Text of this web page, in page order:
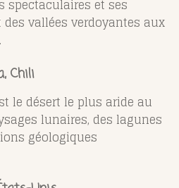
spectaculaires et ses
vallées verdoyantes aux
Chili
le désert le plus aride au
lunaires, des lagunes
géologiques